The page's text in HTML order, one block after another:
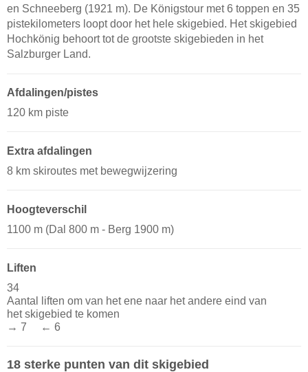
en Schneeberg (1921 m). De Königstour met 6 toppen en 35
pistekilometers loopt door het hele skigebied. Het skigebied
Hochkönig behoort tot de grootste skigebieden in het
Salzburger Land.
Afdalingen/pistes
120 km piste
Extra afdalingen
8 km skiroutes met bewegwijzering
Hoogteverschil
1100 m (Dal 800 m - Berg 1900 m)
Liften
34
Aantal liften om van het ene naar het andere eind van
het skigebied te komen
→ 7 ← 6
18 sterke punten van dit skigebied